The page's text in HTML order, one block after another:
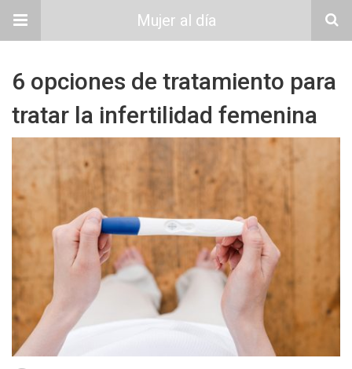
Mujer al día
6 opciones de tratamiento para
tratar la infertilidad femenina